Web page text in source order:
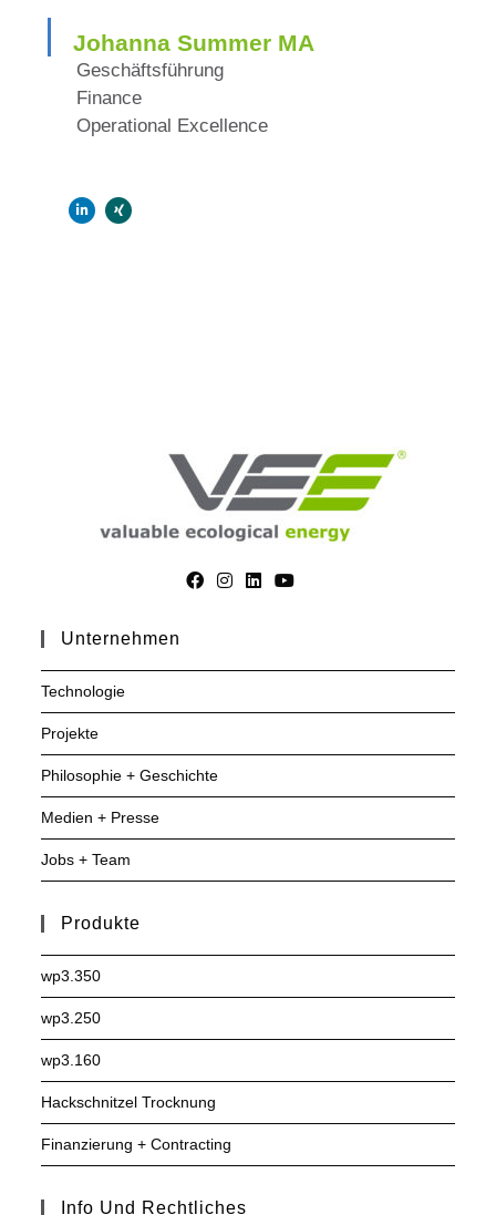
Johanna Summer MA
Geschäftsführung
Finance
Operational Excellence
Unternehmen
Technologie
Projekte
Philosophie + Geschichte
Medien + Presse
Jobs + Team
Produkte
wp3.350
wp3.250
wp3.160
Hackschnitzel Trocknung
Finanzierung + Contracting
Info Und Rechtliches